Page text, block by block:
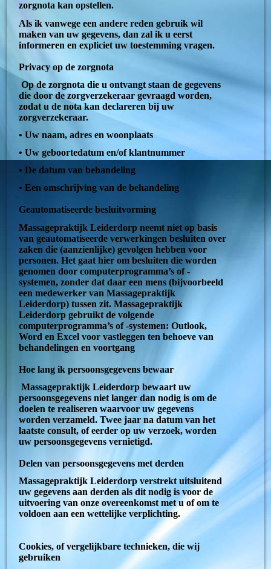
zorgnota kan opstellen.
Als ik vanwege een andere reden gebruik wil
maken van uw gegevens, dan zal ik u eerst
informeren en expliciet uw toestemming vragen.
Privacy op de zorgnota
Op de zorgnota die u ontvangt staan de gegevens
die door de zorgverzekeraar gevraagd worden,
zodat u de nota kan declareren bij uw
zorgverzekeraar.
• Uw naam, adres en woonplaats
• Uw geboortedatum en/of klantnummer
• De datum van behandeling
• Een omschrijving van de behandeling
Geautomatiseerde besluitvorming
Massagepraktijk Leiderdorp neemt niet op basis
van geautomatiseerde verwerkingen besluiten over
zaken die (aanzienlijke) gevolgen hebben voor
personen. Het gaat hier om besluiten die worden
genomen door computerprogramma’s of -
systemen, zonder dat daar een mens (bijvoorbeeld
een medewerker van Massagepraktijk
Leiderdorp) tussen zit. Massagepraktijk
Leiderdorp gebruikt de volgende
computerprogramma’s of -systemen: Outlook,
Word en Excel voor vastleggen ten behoeve van
behandelingen en voortgang
Hoe lang ik persoonsgegevens bewaar
Massagepraktijk Leiderdorp bewaart uw
persoonsgegevens niet langer dan nodig is om de
doelen te realiseren waarvoor uw gegevens
worden verzameld. Twee jaar na datum van het
laatste consult, of eerder op uw verzoek, worden
uw persoonsgegevens vernietigd.
Delen van persoonsgegevens met derden
Massagepraktijk Leiderdorp verstrekt uitsluitend
uw gegevens aan derden als dit nodig is voor de
uitvoering van onze overeenkomst met u of om te
voldoen aan een wettelijke verplichting.
Cookies, of vergelijkbare technieken, die wij
gebruiken